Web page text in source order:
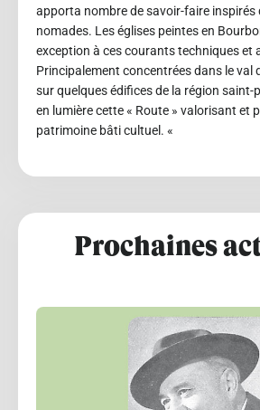
apporta nombre de savoir-faire inspirés
nomades. Les églises peintes en
exception à ces courants techniques et
Principalement concentrées dans le val
sur quelques édifices de la région
en lumière cette « Route » valorisant et
patrimoine bâti cultuel. «
Prochaines
BOIRON Michelle
Le 18/10/2026 à 15:00
Lire